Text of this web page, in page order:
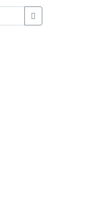
Buscar